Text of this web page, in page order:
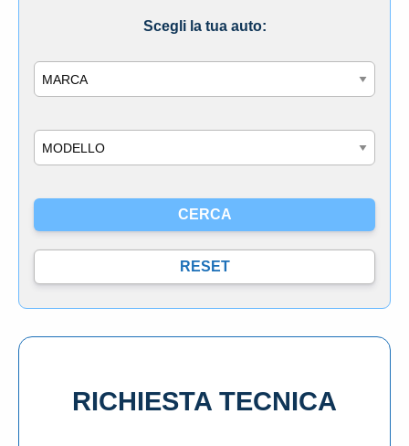
Scegli la tua auto:
RICHIESTA TECNICA